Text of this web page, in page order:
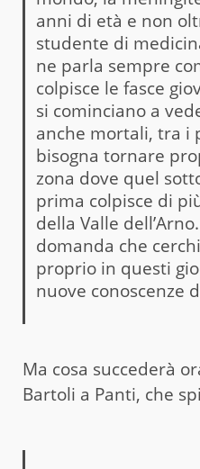
anni di età e non
studente di
ne parla sempre
colpisce le fasce
si cominciano a
anche mortali, tra i
bisogna tornare
zona dove quel
prima colpisce di
della Valle
domanda che
proprio in questi
nuove conoscenze
Ma cosa succederà
Bartoli a Panti, che